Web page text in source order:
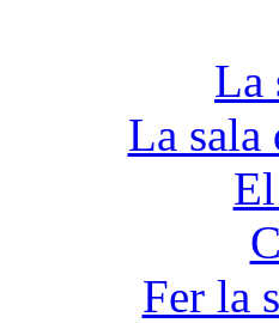
La
La
Fer la